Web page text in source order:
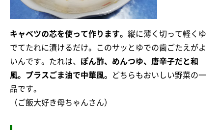
キャベツの芯を使って作ります。 縦に薄く切って軽くゆ
でてたれに漬けるだけ。このサッとゆでの歯ごたえがよ
いんです。たれは、 ぽん酢、めんつゆ、唐辛子だと和
風。プラスごま油で中華風。
どちらもおいしい野菜の一
品です。
（ご飯大好き母ちゃんさん）